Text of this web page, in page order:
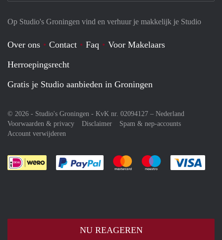
NU REAGEREN
Op Studio's Groningen vind en verhuur je makkelijk je Studio
Over ons Contact Faq
Voor Makelaars
Herroepingsrecht
Gratis je Studio aanbieden in Groningen
© 2026 - Studio's Groningen - KvK nr. 02094127 – Nederland
Voorwaarden & privacy
Disclaimer
Spam & nep-accounts
Account verwijderen
Je rekent gemakkelijk af met Paypal
Je rekent gemakkelijk af met
Je rekent